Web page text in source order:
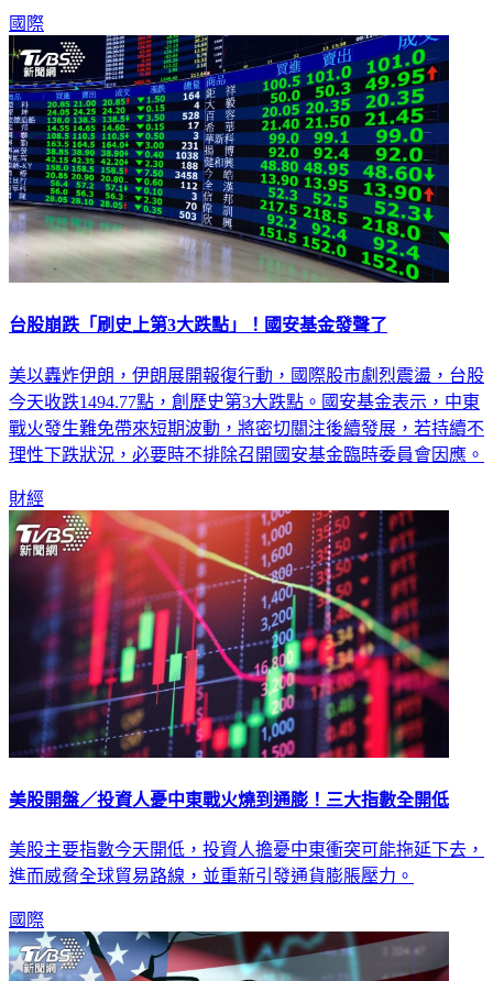
國際
台股崩跌「刷史上第3大跌點」！國安基金發聲了
美以轟炸伊朗，伊朗展開報復行動，國際股市劇烈震盪，台股
今天收跌1494.77點，創歷史第3大跌點。國安基金表示，中東
戰火發生難免帶來短期波動，將密切關注後續發展，若持續不
理性下跌狀況，必要時不排除召開國安基金臨時委員會因應。
財經
美股開盤／投資人憂中東戰火燒到通膨！三大指數全開低
美股主要指數今天開低，投資人擔憂中東衝突可能拖延下去，
進而威脅全球貿易路線，並重新引發通貨膨脹壓力。
國際